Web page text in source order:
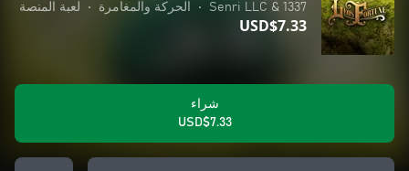
1337 & Senri LLC
• الحركة والمغامرة • لعبة المنصة
USD$7.33
شراء
USD$7.33